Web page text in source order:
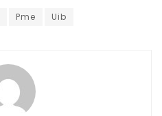
Pme Uib